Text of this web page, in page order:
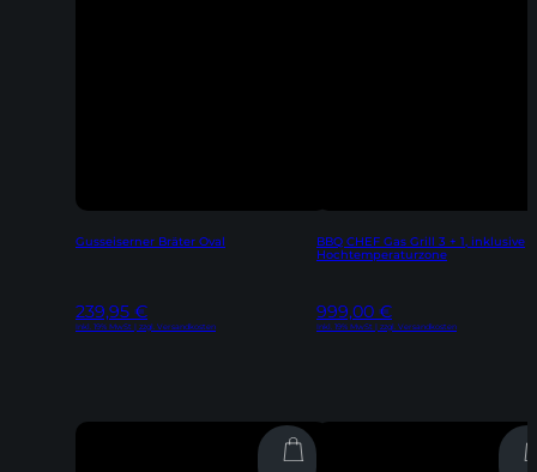
Gusseiserner Bräter Oval
239,95 €
Inkl. 19% MwSt | zzgl. Versandkosten
BBQ CHEF Gas Grill 3 + 1, inklusive
Hochtemperaturzone
999,00 €
Inkl. 19% MwSt | zzgl. Versandkosten